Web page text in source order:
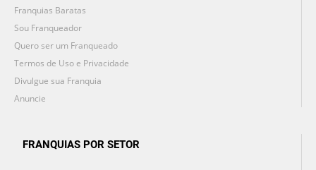
Franquias Baratas
Sou Franqueador
Quero ser um Franqueado
Termos de Uso e Privacidade
Divulgue sua Franquia
Anuncie
FRANQUIAS POR SETOR